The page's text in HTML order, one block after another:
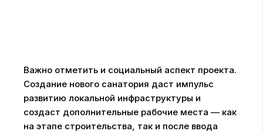
Важно отметить и социальный аспект проекта.
Создание нового санатория даст импульс
развитию локальной инфраструктуры и
создаст дополнительные рабочие места — как
на этапе строительства, так и после ввода